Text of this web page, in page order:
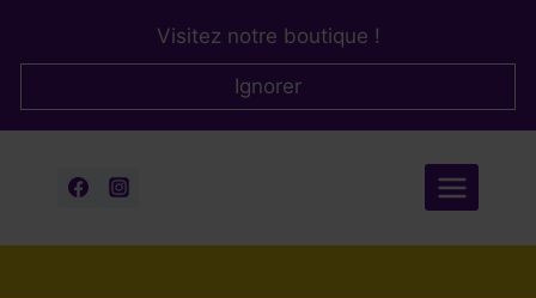
Visitez notre boutique !
Ignorer